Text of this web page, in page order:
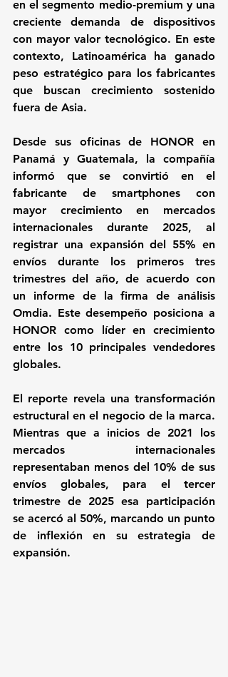
en el segmento medio-premium y una
creciente demanda de dispositivos
con mayor valor tecnológico. En este
contexto, Latinoamérica ha ganado
peso estratégico para los fabricantes
que buscan crecimiento sostenido
fuera de Asia.
Desde sus oficinas de HONOR en
Panamá y Guatemala, la compañía
informó que se convirtió en el
fabricante de smartphones con
mayor crecimiento en mercados
internacionales durante 2025, al
registrar una expansión del 55% en
envíos durante los primeros tres
trimestres del año, de acuerdo con
un informe de la firma de análisis
Omdia. Este desempeño posiciona a
HONOR como líder en crecimiento
entre los 10 principales vendedores
globales.
El reporte revela una transformación
estructural en el negocio de la marca.
Mientras que a inicios de 2021 los
mercados internacionales
representaban menos del 10% de sus
envíos globales, para el tercer
trimestre de 2025 esa participación
se acercó al 50%, marcando un punto
de inflexión en su estrategia de
expansión.